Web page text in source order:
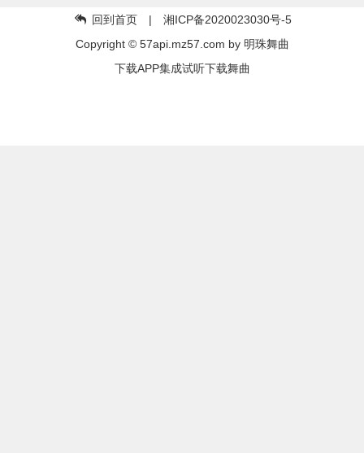
回到首页| 湘ICP备2020023030号-5
Copyright © 57api.mz57.com by 明珠舞曲
下载APP集成试听下载舞曲